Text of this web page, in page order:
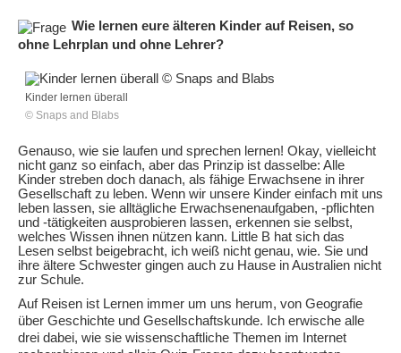
Wie lernen eure älteren Kinder auf Reisen, so
ohne Lehrplan und ohne Lehrer?
Kinder lernen überall
© Snaps and Blabs
Genauso, wie sie laufen und sprechen lernen! Okay, vielleicht
nicht ganz so einfach, aber das Prinzip ist dasselbe: Alle
Kinder streben doch danach, als fähige Erwachsene in ihrer
Gesellschaft zu leben. Wenn wir unsere Kinder einfach mit uns
leben lassen, sie alltägliche Erwachsenenaufgaben, -pflichten
und -tätigkeiten ausprobieren lassen, erkennen sie selbst,
welches Wissen ihnen nützen kann. Little B hat sich das
Lesen selbst beigebracht, ich weiß nicht genau, wie. Sie und
ihre ältere Schwester gingen auch zu Hause in Australien nicht
zur Schule.
Auf Reisen ist Lernen immer um uns herum, von Geografie
über Geschichte und Gesellschaftskunde. Ich erwische alle
drei dabei, wie sie wissenschaftliche Themen im Internet